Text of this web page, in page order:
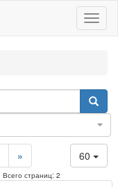
60
»
страниц: 2